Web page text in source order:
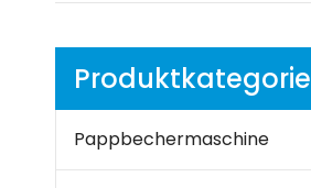
Produktkategorie
Pappbechermaschine